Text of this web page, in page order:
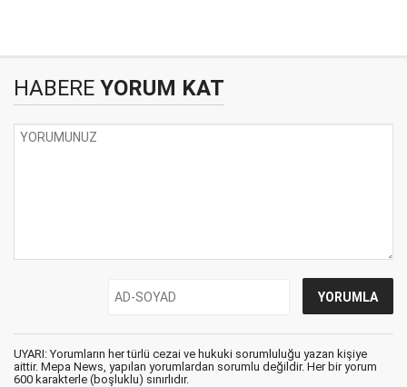
HABERE YORUM KAT
UYARI: Yorumların her türlü cezai ve hukuki sorumluluğu yazan kişiye
aittir. Mepa News, yapılan yorumlardan sorumlu değildir. Her bir yorum
600 karakterle (boşluklu) sınırlıdır.